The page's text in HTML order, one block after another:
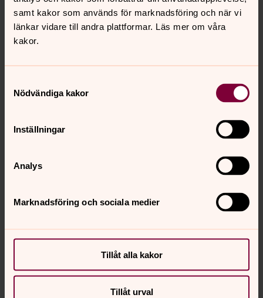
samt kakor som används för marknadsföring och när vi
länkar vidare till andra plattformar. Läs mer om våra
kakor.
Nödvändiga kakor
Inställningar
Analys
Marknadsföring och sociala medier
Tillåt alla kakor
Tillåt urval